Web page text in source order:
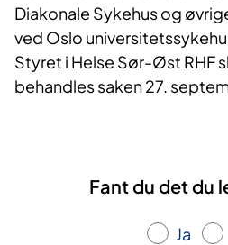
Diakonale Sykehus og
ved Oslo
Styret i Helse Sør-Øst RHF
behandles saken 27.
Fant du det du
Ja